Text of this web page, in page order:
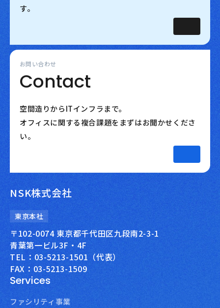
す。
お問い合わせ
Contact
空間造りからITインフラまで。
オフィスに関する複合課題をまずはお聞かせくださ
い。
NSK株式会社
東京本社
〒102-0074 東京都千代田区九段南2-3-1
青葉第一ビル3F・4F
TEL：03-5213-1501（代表）
FAX：03-5213-1509
Services
ファシリティ事業